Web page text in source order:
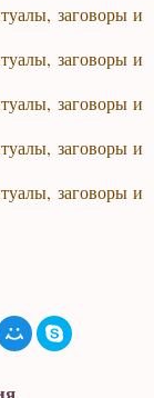
заговоры и
заговоры и
заговоры и
заговоры и
заговоры и